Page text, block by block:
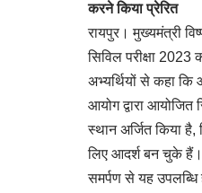
करने किया प्रेरित
रायपुर। मुख्यमंत्री
सिविल परीक्षा
अभ्यर्थियों से कहा
आयोग द्वारा आयोजित
स्थान अर्जित किया
लिए आदर्श बन चुके
समर्पण से यह